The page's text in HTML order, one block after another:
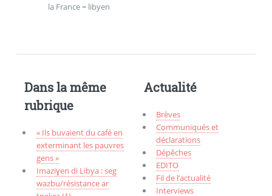
la France = libyen
Dans la même
rubrique
« Ils buvaient du café en
exterminant les pauvres
gens »
Imaziɣen di Libya : seg
wazbu/résistance ar
Actualité
Brèves
Communiqués et
déclarations
Dépêches
EDITO
Fil de l’actualité
Interviews